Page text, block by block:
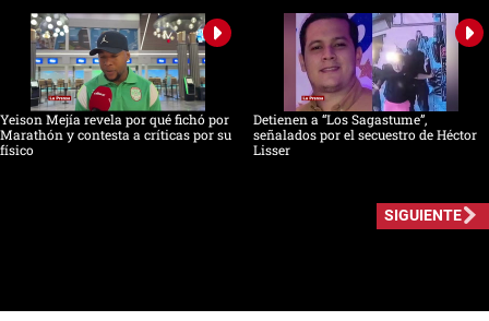
Yeison Mejía revela por qué fichó por
Marathón y contesta a críticas por su
físico
Detienen a “Los Sagastume”,
señalados por el secuestro de Héctor
Lisser
SIGUIENTE